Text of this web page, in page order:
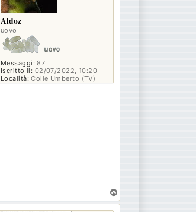
Aldoz
uovo
Messaggi: 87
Iscritto il: 02/07/2022, 10:20
Località: Colle Umberto (TV)
o